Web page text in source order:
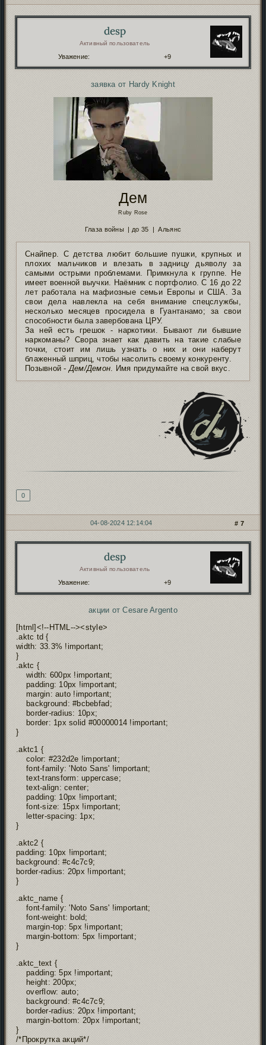
desp
Активный пользователь
Уважение: +9
заявка от Hardy Knight
Дем
Ruby Rose
Глаза войны | до 35 | Альянс
Снайпер. С детства любит большие пушки, крупных и
плохих мальчиков и влезать в задницу дьяволу за
самыми острыми проблемами. Примкнула к группе. Не
имеет военной выучки. Наёмник с портфолио. С 16 до 22
лет работала на мафиозные семьи Европы и США. За
свои дела навлекла на себя внимание спецслужбы,
несколько месяцев просидела в Гуантанамо; за свои
способности была завербована ЦРУ.
За ней есть грешок - наркотики. Бывают ли бывшие
наркоманы? Свора знает как давить на такие слабые
точки, стоит им лишь узнать о них и они наберут
блаженный шприц, чтобы насолить своему конкуренту.
Позывной -Дем/Демон. Имя придумайте на свой вкус.
0
7
04-08-2024 12:14:04
desp
Активный пользователь
Уважение: +9
акции от Cesare Argento
[html]<!--HTML--><style>
.aktc td {
width: 33.3% !important;
}
.aktc {
width: 600px !important;
padding: 10px !important;
margin: auto !important;
background: #bcbebfad;
border-radius: 10px;
border: 1px solid #00000014 !important;
}
.aktc1 {
color: #232d2e !important;
font-family: 'Noto Sans' !important;
text-transform: uppercase;
text-align: center;
padding: 10px !important;
font-size: 15px !important;
letter-spacing: 1px;
}
.aktc2 {
padding: 10px !important;
background: #c4c7c9;
border-radius: 20px !important;
}
.aktc_name {
font-family: 'Noto Sans' !important;
font-weight: bold;
margin-top: 5px !important;
margin-bottom: 5px !important;
}
.aktc_text {
padding: 5px !important;
height: 200px;
overflow: auto;
background: #c4c7c9;
border-radius: 20px !important;
margin-bottom: 20px !important;
}
/*Прокрутка акций*/